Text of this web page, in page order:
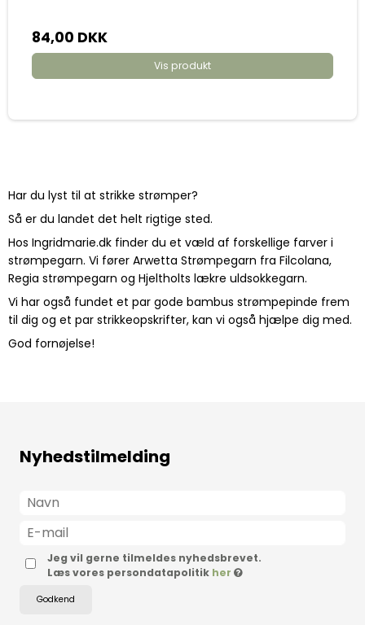
84,00 DKK
Vis produkt
Har du lyst til at strikke strømper?
Så er du landet det helt rigtige sted.
Hos Ingridmarie.dk finder du et væld af forskellige farver i
strømpegarn. Vi fører Arwetta Strømpegarn fra Filcolana,
Regia strømpegarn og Hjeltholts lækre uldsokkegarn.
Vi har også fundet et par gode bambus strømpepinde frem
til dig og et par strikkeopskrifter, kan vi også hjælpe dig med.
God fornøjelse!
Nyhedstilmelding
Jeg vil gerne tilmeldes nyhedsbrevet.
Læs vores persondatapolitik her
Godkend